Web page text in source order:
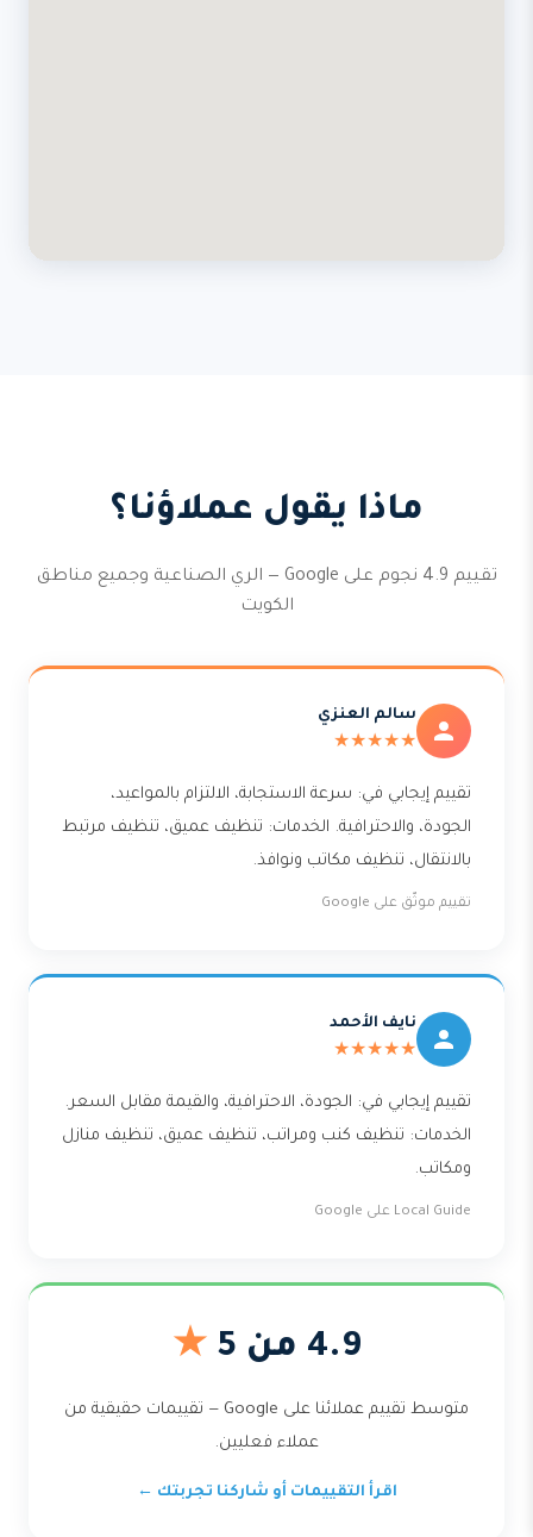
ماذا يقول عملاؤنا؟
تقييم 4.9 نجوم على Google — الري الصناعية وجميع مناطق
الكويت
سالم العنزي
★★★★★
تقييم إيجابي في: سرعة الاستجابة، الالتزام بالمواعيد،
الجودة، والاحترافية. الخدمات: تنظيف عميق، تنظيف مرتبط
بالانتقال، تنظيف مكاتب ونوافذ.
تقييم موثّق على Google
نايف الأحمد
★★★★★
تقييم إيجابي في: الجودة، الاحترافية، والقيمة مقابل السعر.
الخدمات: تنظيف كنب ومراتب، تنظيف عميق، تنظيف منازل
ومكاتب.
Local Guide على Google
4.9 من 5 ★
متوسط تقييم عملائنا على Google — تقييمات حقيقية من
عملاء فعليين.
اقرأ التقييمات أو شاركنا تجربتك ←